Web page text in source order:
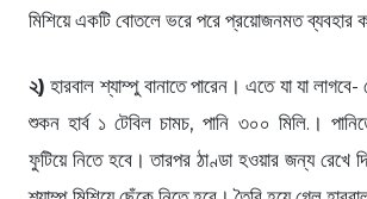
মিশিয়ে একটি বোতলে ভরে পরে প্রয়োজনমত ব্যবহার
২) হারবাল শ্যাম্পু বানাতে পারেন। এতে যা যা লাগবে-
শুকন হার্ব ১ টেবিল চামচ, পানি ৩০০ মিলি.।
ফুটিয়ে নিতে হবে। তারপর ঠাণ্ডা হওয়ার জন্য রেখে